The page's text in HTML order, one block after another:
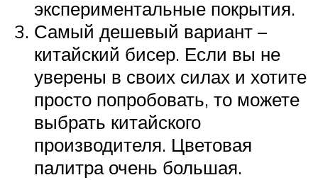
экспериментальные покрытия.
Самый дешевый вариант –
китайский бисер. Если вы не
уверены в своих силах и хотите
просто попробовать, то можете
выбрать китайского
производителя. Цветовая
палитра очень большая.